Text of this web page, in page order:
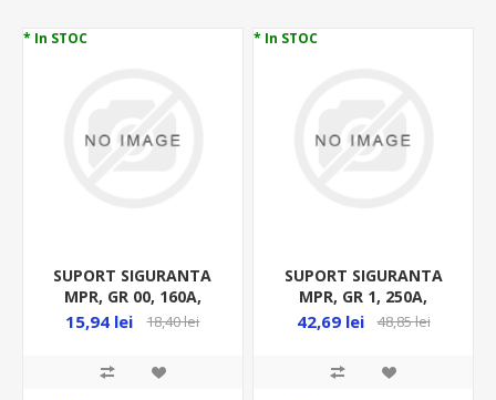
* In STOC
SUPORT SIGURANTA
MPR, GR 00, 160A,
MF0006-19337
15,94 lei 18,40 lei
* In STOC
SUPORT SIGURANTA
MPR, GR 1, 250A,
MF0006-19339
42,69 lei 48,85 lei